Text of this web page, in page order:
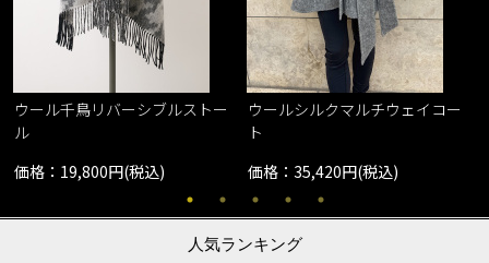
ウール千鳥リバーシブルストー
ル
価格：19,800円(税込)
ウールシルクマルチウェイコー
ト
価格：35,420円(税込)
人気ランキング